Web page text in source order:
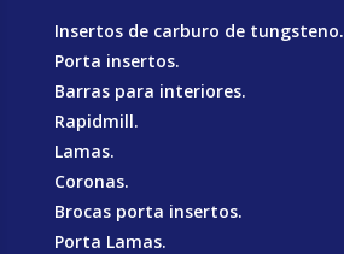
Insertos de carburo de tungsteno.
Porta insertos.
Barras para interiores.
Rapidmill.
Lamas.
Coronas.
Brocas porta insertos.
Porta Lamas.